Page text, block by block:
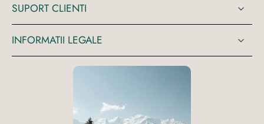
SUPORT CLIENTI
INFORMATII LEGALE